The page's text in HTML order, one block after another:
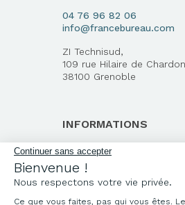
Continuer sans accepter
Bienvenue !
Nous respectons votre vie privée.
Ce que vous faites, pas qui vous êtes.
04 76 96 82 06
info@francebureau.com
ZI Technisud,
109 rue Hilaire de
38100 Grenoble
INFORMATIONS
Qui sommes-nous ?
Notre charte qualité
Environnement